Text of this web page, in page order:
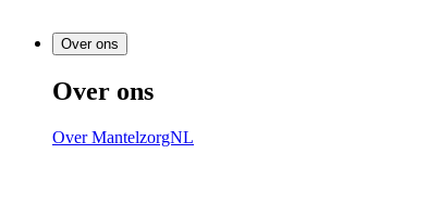
Over ons
Over ons
Over MantelzorgNL